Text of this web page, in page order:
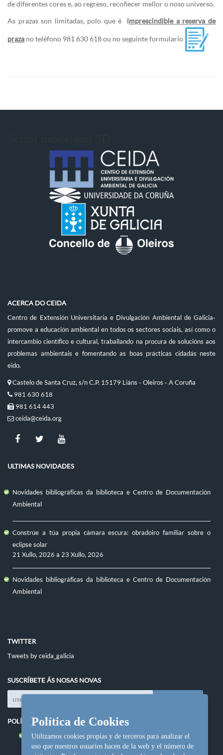
de diferentes cores e, ao regreso, recoñecer mellor o noso universo.
As prazas son limitadas, polo que é imprescindible a reserva de
praza no teléfono 981 630 618 ou no seguinte formulario
ACERCA DO CEIDA
Centro de Extensión Universitaria e Divulgación Ambiental de Galicia-
promove a educación ambiental en todos os sectores sociais, así como o
intercambio científico e cultural, traballando na procura de solucións aos
problemas ambientais e fomentando as boas prácticas cidadás neste
eido.
Castelo de Santa Cruz, s/n C.P. 15179 Liáns - Oleiros - A Coruña
981 630 618
981 614 443
ceida@ceida.org
ULTIMAS NOVIDADES
Novidades bibliográficas da biblioteca e Centro de Documentación
Ambiental
Constrúe a túa propia cámara escura: obradoiro familiar sobre o
eclipse solar
21 Xullo, 2026 a 23 Xullo, 2026
Novidades bibliográficas da biblioteca e Centro de Documentación
Ambiental
TWITTER
Tweets by ceida_galicia
SUSCRÍBETE ÁS NOSAS NOVAS
POLÍTICAS DO SITIO
Política de cookies
Política de Cookies
Utilizamos cookies propias y de terceros para analizar el
uso que nuestros usuarios hacen de la web y el número de